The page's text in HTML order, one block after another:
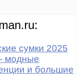
сумки 2025
модные
и большие